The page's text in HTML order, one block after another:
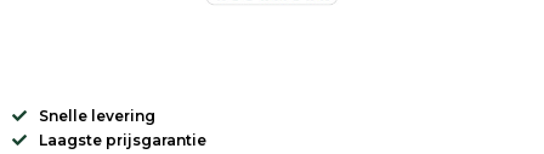
Snelle levering
Laagste prijsgarantie